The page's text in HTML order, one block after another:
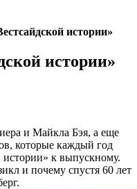
истории»
истории»
и Майкла Бэя, а еще
которые каждый год
истории» к выпускному.
и почему спустя 60 лет